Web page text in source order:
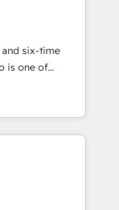
da HubSpot
permitindo
com nota
até 50% na
em
executam rotinas
Somos
and six-time
Partners
700+ projects
we help
architecture,
legacy CRM